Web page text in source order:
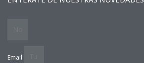
Email